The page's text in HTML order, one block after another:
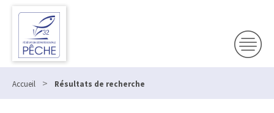
Accueil > Résultats de recherche